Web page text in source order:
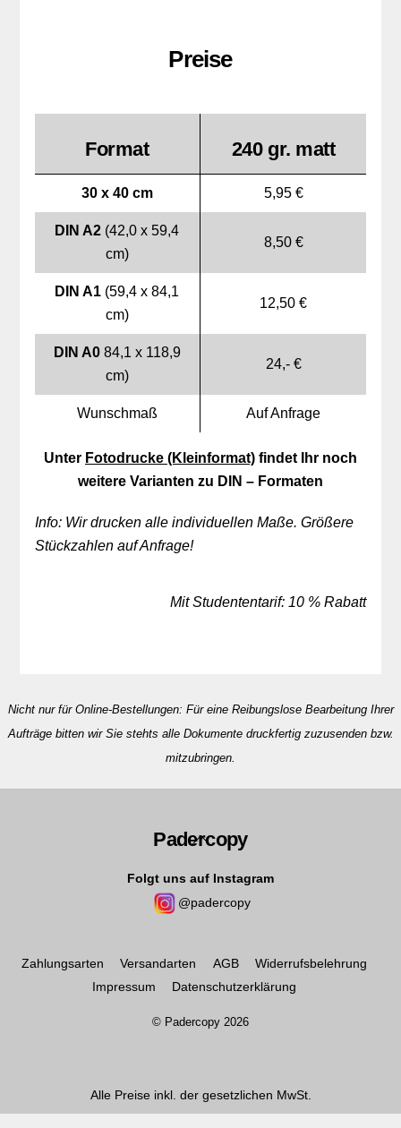
Preise
Format 240 gr. matt
30 x 40 cm 5,95 €
DIN A2 (42,0 x 59,4
cm)
8,50 €
DIN A1 (59,4 x 84,1
cm)
12,50 €
DIN A084,1 x 118,9
cm)
24,- €
Wunschmaß Auf Anfrage
Unter Fotodrucke (Kleinformat) findet Ihr noch
weitere Varianten zu DIN – Formaten
Info: Wir drucken alle individuellen Maße. Größere
Stückzahlen auf Anfrage!
Mit Studententarif: 10 % Rabatt
Nicht nur für Online-Bestellungen: Für eine Reibungslose Bearbeitung Ihrer
Aufträge bitten wir Sie stehts alle Dokumente druckfertig zuzusenden bzw.
mitzubringen.
Back
Top
Padercopy
Folgt uns auf Instagram
@padercopy
Zahlungsarten Versandarten AGB
Widerrufsbelehrung
Impressum
Datenschutzerklärung
© Padercopy 2026
Alle Preise inkl. der gesetzlichen MwSt.